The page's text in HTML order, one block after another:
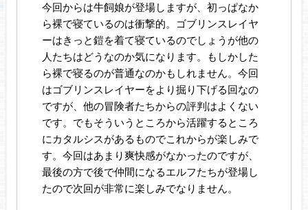
今回からは牛飼娘が登場しますが、初っぱなか
ら裸で寝ているのは衝撃的。ゴブリンスレイヤ
ーはきっと鎧を着て寝ているのでしょうが他の
人たちはどうなのか気になります。もしかした
ら裸で寝るのが普通なのかもしれません。今回
はゴブリンスレイヤーをより掘り下げる回なの
ですが、他の冒険者たちからの評判はよくない
です。でもそういうところから活躍するところ
にカタルシスがあるものでこれからが楽しみで
す。今回はあまり爽快感がなかったのですが、
最後の方で後で仲間になるエルフたちが登場し
たので次回が非常に楽しみでなりません。